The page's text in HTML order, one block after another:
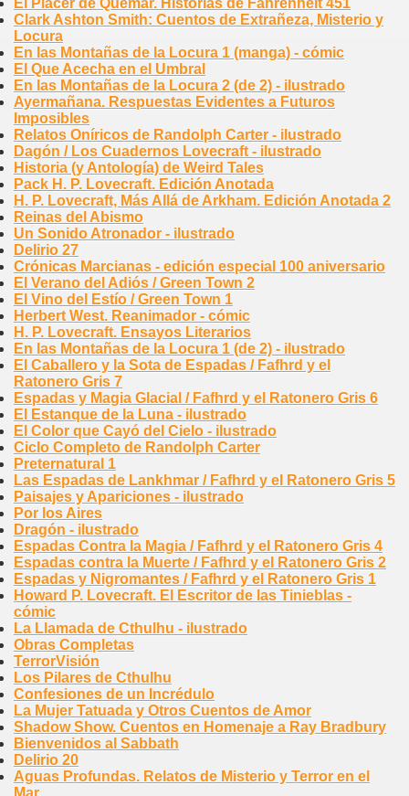
El Placer de Quemar. Historias de Fahrenheit 451
Clark Ashton Smith: Cuentos de Extrañeza, Misterio y
Locura
En las Montañas de la Locura 1 (manga) - cómic
El Que Acecha en el Umbral
En las Montañas de la Locura 2 (de 2) - ilustrado
Ayermañana. Respuestas Evidentes a Futuros
Imposibles
Relatos Oníricos de Randolph Carter - ilustrado
Dagón / Los Cuadernos Lovecraft - ilustrado
Historia (y Antología) de Weird Tales
Pack H. P. Lovecraft. Edición Anotada
H. P. Lovecraft, Más Allá de Arkham. Edición Anotada 2
Reinas del Abismo
Un Sonido Atronador - ilustrado
Delirio 27
Crónicas Marcianas - edición especial 100 aniversario
El Verano del Adiós / Green Town 2
El Vino del Estío / Green Town 1
Herbert West. Reanimador - cómic
H. P. Lovecraft. Ensayos Literarios
En las Montañas de la Locura 1 (de 2) - ilustrado
El Caballero y la Sota de Espadas / Fafhrd y el
Ratonero Gris 7
Espadas y Magia Glacial / Fafhrd y el Ratonero Gris 6
El Estanque de la Luna - ilustrado
El Color que Cayó del Cielo - ilustrado
Ciclo Completo de Randolph Carter
Preternatural 1
Las Espadas de Lankhmar / Fafhrd y el Ratonero Gris 5
Paisajes y Apariciones - ilustrado
Por los Aires
Dragón - ilustrado
Espadas Contra la Magia / Fafhrd y el Ratonero Gris 4
Espadas contra la Muerte / Fafhrd y el Ratonero Gris 2
Espadas y Nigromantes / Fafhrd y el Ratonero Gris 1
Howard P. Lovecraft. El Escritor de las Tinieblas -
cómic
La Llamada de Cthulhu - ilustrado
Obras Completas
TerrorVisión
Los Pilares de Cthulhu
Confesiones de un Incrédulo
La Mujer Tatuada y Otros Cuentos de Amor
Shadow Show. Cuentos en Homenaje a Ray Bradbury
Bienvenidos al Sabbath
Delirio 20
Aguas Profundas. Relatos de Misterio y Terror en el